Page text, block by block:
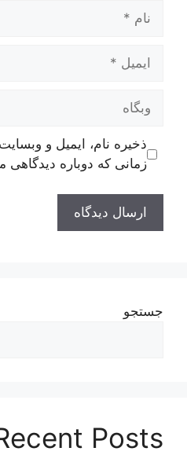
ایمیل
وبگاه
ذخیره نام، ایمیل و
زمانی که دوباره
جستجو
Posts